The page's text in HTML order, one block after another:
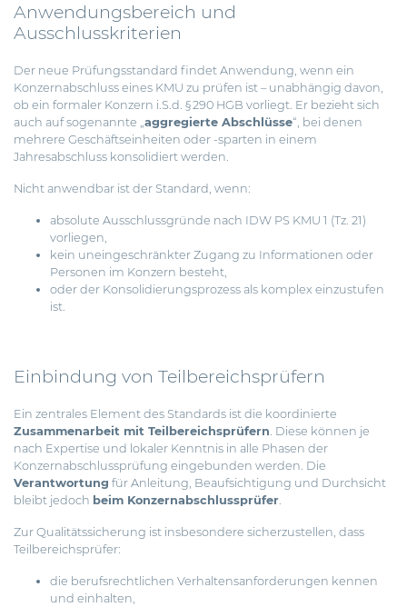
Anwendungsbereich und
Ausschlusskriterien
Der neue Prüfungsstandard findet Anwendung, wenn ein
Konzernabschluss eines KMU zu prüfen ist – unabhängig davon,
ob ein formaler Konzern i.S.d. § 290 HGB vorliegt. Er bezieht sich
auch auf sogenannte „aggregierte Abschlüsse“, bei denen
mehrere Geschäftseinheiten oder -sparten in einem
Jahresabschluss konsolidiert werden.
Nicht anwendbar ist der Standard, wenn:
absolute Ausschlussgründe nach IDW PS KMU 1 (Tz. 21)
vorliegen,
kein uneingeschränkter Zugang zu Informationen oder
Personen im Konzern besteht,
oder der Konsolidierungsprozess als komplex einzustufen
ist.
Einbindung von Teilbereichsprüfern
Ein zentrales Element des Standards ist die koordinierte
Zusammenarbeit mit Teilbereichsprüfern. Diese können je
nach Expertise und lokaler Kenntnis in alle Phasen der
Konzernabschlussprüfung eingebunden werden. Die
Verantwortung für Anleitung, Beaufsichtigung und Durchsicht
bleibt jedoch beim Konzernabschlussprüfer.
Zur Qualitätssicherung ist insbesondere sicherzustellen, dass
Teilbereichsprüfer:
die berufsrechtlichen Verhaltensanforderungen kennen
und einhalten,